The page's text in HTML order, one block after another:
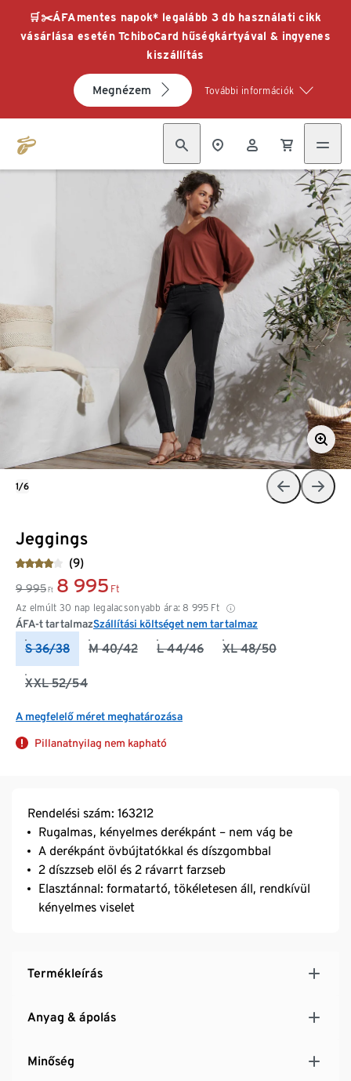
🛒✂️ÁFAmentes napok* legalább 3 db használati cikk
vásárlása esetén TchiboCard hűségkártyával & ingyenes
kiszállítás
Megnézem További információk
Jeggings
(9)
9 995 Ft 8 995 Ft
Az elmúlt 30 nap legalacsonyabb ára: 8 995 Ft
ÁFA-t tartalmazSzállítási költséget nem tartalmaz
S 36/38 M 40/42 L 44/46 XL 48/50
XXL 52/54
A megfelelő méret meghatározása
Pillanatnyilag nem kapható
1/6
Rendelési szám: 163212
Rugalmas, kényelmes derékpánt – nem vág be
A derékpánt övbújtatókkal és díszgombbal
2 díszzseb elöl és 2 rávarrt farzseb
Elasztánnal: formatartó, tökéletesen áll, rendkívül
kényelmes viselet
Termékleírás
Anyag & ápolás
Minőség